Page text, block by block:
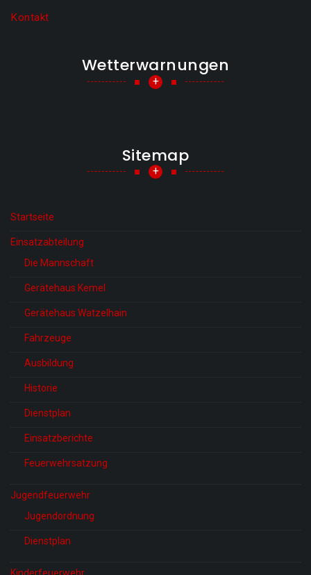
Kontakt
Wetterwarnungen
+
Sitemap
+
Startseite
Einsatzabteilung
Die Mannschaft
Gerätehaus Kemel
Gerätehaus Watzelhain
Fahrzeuge
Ausbildung
Historie
Dienstplan
Einsatzberichte
Feuerwehrsatzung
Jugendfeuerwehr
Jugendordnung
Dienstplan